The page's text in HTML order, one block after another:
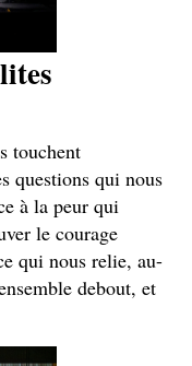
touchent
questions qui nous
à la peur qui
le courage
qui nous relie, au-
debout, et